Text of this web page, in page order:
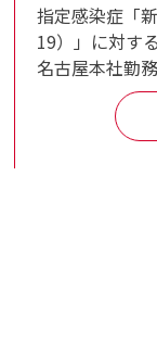
指定感染症「
19）」に対す
名古屋本社勤